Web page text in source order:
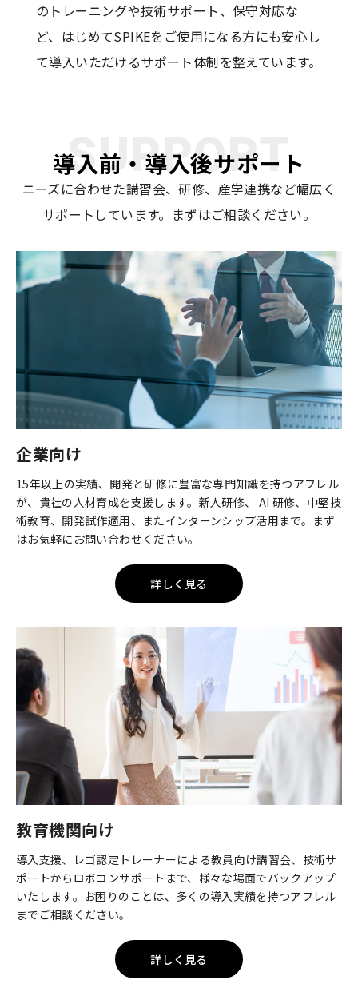
のトレーニングや技術サポート、保守対応な
ど、はじめてSPIKEをご使用になる方にも安心し
て導入いただけるサポート体制を整えています。
SUPPORT
導入前・導入後サポート
ニーズに合わせた講習会、研修、産学連携など幅広く
サポートしています。まずはご相談ください。
企業向け
15年以上の実績、開発と研修に豊富な専門知識を持つアフレル
が、貴社の人材育成を支援します。新人研修、 AI 研修、中堅技
術教育、開発試作適用、またインターンシップ活用まで。まず
はお気軽にお問い合わせください。
詳しく見る
教育機関向け
導入支援、レゴ認定トレーナーによる教員向け講習会、技術サ
ポートからロボコンサポートまで、様々な場面でバックアップ
いたします。お困りのことは、多くの導入実績を持つアフレル
までご相談ください。
詳しく見る